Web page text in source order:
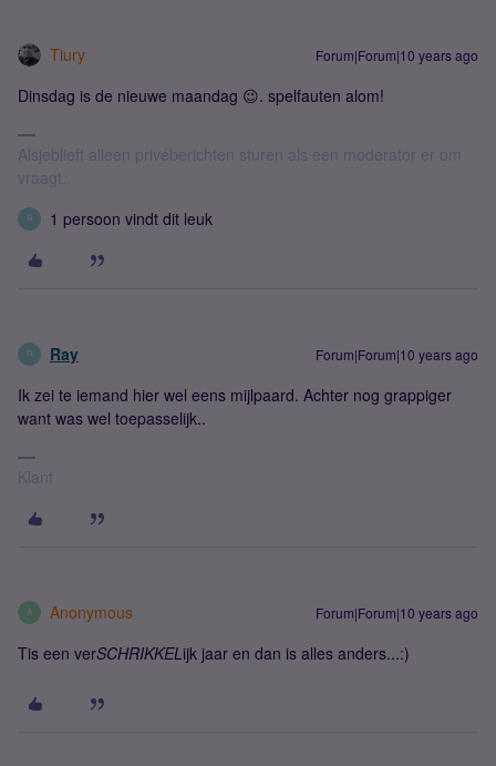
Tiury Forum|Forum|10 years ago
Dinsdag is de nieuwe maandag 😉. spelfauten alom!
Alsjeblieft alleen privéberichten sturen als een moderator er om
vraagt.
R 1 persoon vindt dit leuk
R Ray Forum|Forum|10 years ago
Ik zei te iemand hier wel eens mijlpaard. Achter nog grappiger
want was wel toepasselijk..
Klant
A Anonymous Forum|Forum|10 years ago
Tis een verSCHRIKKEL ijk jaar en dan is alles anders...:)